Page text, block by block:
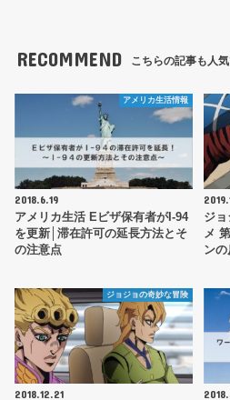
RECOMMEND こちらの記事も人気
アメリカ生活情報
2018.6.19
アメリカ生活 Eビザ保有者がI-94
を更新│滞在許可の延長方法とそ
の注意点
ジ
メ
ンの
ジョジョの奇妙な冒険
2018.12.21